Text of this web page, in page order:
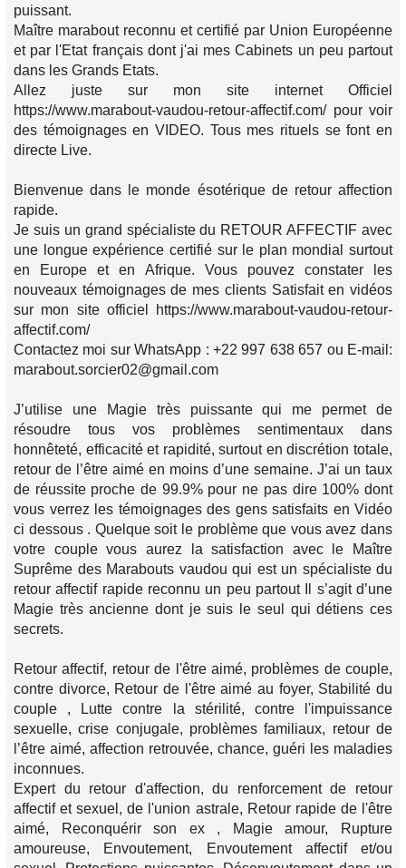
puissant.
Maître marabout reconnu et certifié par Union Européenne
et par l'Etat français dont j'ai mes Cabinets un peu partout
dans les Grands Etats.
Allez juste sur mon site internet Officiel
https://www.marabout-vaudou-retour-affectif.com/ pour voir
des témoignages en VIDEO. Tous mes rituels se font en
directe Live.
Bienvenue dans le monde ésotérique de retour affection
rapide.
Je suis un grand spécialiste du RETOUR AFFECTIF avec
une longue expérience certifié sur le plan mondial surtout
en Europe et en Afrique. Vous pouvez constater les
nouveaux témoignages de mes clients Satisfait en vidéos
sur mon site officiel https://www.marabout-vaudou-retour-
affectif.com/
Contactez moi sur WhatsApp : +22 997 638 657 ou E-mail:
marabout.sorcier02@gmail.com
J’utilise une Magie très puissante qui me permet de
résoudre tous vos problèmes sentimentaux dans
honnêteté, efficacité et rapidité, surtout en discrétion totale,
retour de l’être aimé en moins d’une semaine. J’ai un taux
de réussite proche de 99.9% pour ne pas dire 100% dont
vous verrez les témoignages des gens satisfaits en Vidéo
ci dessous . Quelque soit le problème que vous avez dans
votre couple vous aurez la satisfaction avec le Maître
Suprême des Marabouts vaudou qui est un spécialiste du
retour affectif rapide reconnu un peu partout Il s’agit d’une
Magie très ancienne dont je suis le seul qui détiens ces
secrets.
Retour affectif, retour de l'être aimé, problèmes de couple,
contre divorce, Retour de l'être aimé au foyer, Stabilité du
couple , Lutte contre la stérilité, contre l'impuissance
sexuelle, crise conjugale, problèmes familiaux, retour de
l’être aimé, affection retrouvée, chance, guéri les maladies
inconnues.
Expert du retour d'affection, du renforcement de retour
affectif et sexuel, de l'union astrale, Retour rapide de l'être
aimé, Reconquérir son ex , Magie amour, Rupture
amoureuse, Envoutement, Envoutement affectif et/ou